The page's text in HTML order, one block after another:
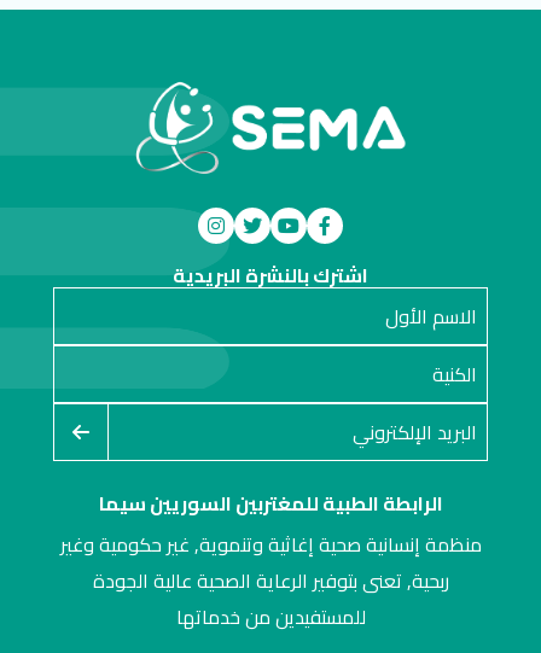
الرابطة الطبية للمغتربين السوريين سيما
منظمة إنسانية صحية إغاثية وتنموية, غير حكومية وغير
ربحية, تعنى بتوفير الرعاية الصحية عالية الجودة
للمستفيدين من خدماتها
اشترك بالنشرة البريدية